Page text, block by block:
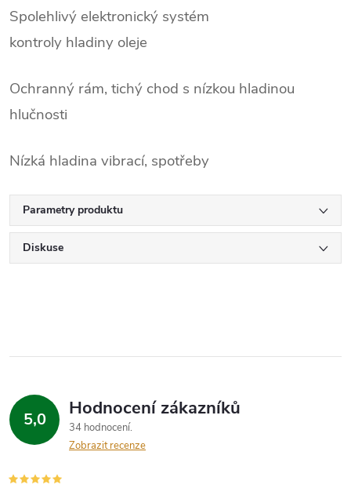
Spolehlivý elektronický systém
kontroly hladiny oleje
Ochranný rám, tichý chod s nízkou hladinou
hlučnosti
Nízká hladina vibrací, spotřeby
Parametry produktu
Diskuse
5,0 Hodnocení zákazníků
34 hodnocení
Zobrazit recenze